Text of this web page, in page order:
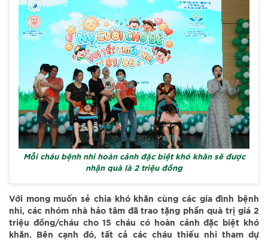
Mỗi cháu bệnh nhi hoàn cảnh đặc biệt khó khăn sẽ được
nhận quà là 2 triệu đồng
Với mong muốn sẻ chia khó khăn cùng các gia đình bệnh
nhi, các nhóm nhà hảo tâm đã trao tặng phần quà trị giá 2
triệu đồng/cháu cho 15 cháu có hoàn cảnh đặc biệt khó
khăn. Bên cạnh đó, tất cả các cháu thiếu nhi tham dự